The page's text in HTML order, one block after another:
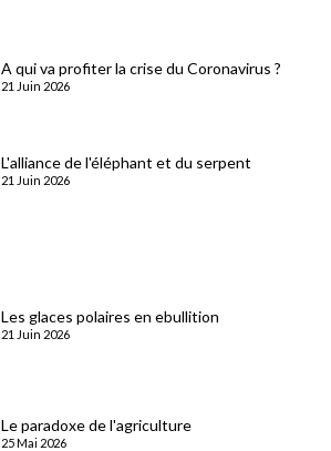
A qui va profiter la crise du Coronavirus ?
21 Juin 2026
L'alliance de l'éléphant et du serpent
21 Juin 2026
Les glaces polaires en ebullition
21 Juin 2026
Le paradoxe de l'agriculture
25 Mai 2026